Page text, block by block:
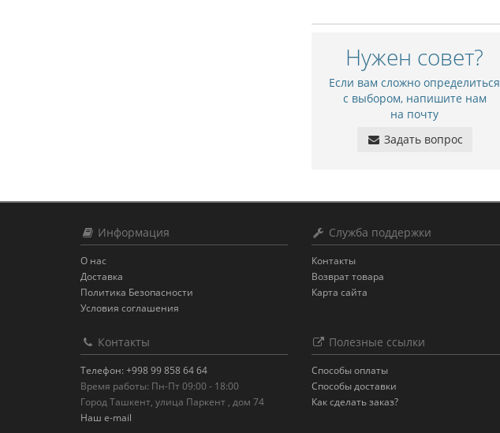
Нужен совет?
Если вам сложно определиться
с выбором, напишите нам
на почту
Задать вопрос
Информация
О нас
Доставка
Политика Безопасности
Условия соглашения
Служба поддержки
Контакты
Возврат товара
Карта сайта
Контакты
Телефон: +998 99 858 64 64
Время работы: Пн-Пт 09:00 - 18:00
Город Ташкент, улица Паркент , дом 74
Наш e-mail
Полезные ссылки
Способы оплаты
Способы доставки
Как сделать заказ?